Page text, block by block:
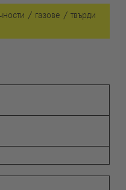
/ газове / твърди